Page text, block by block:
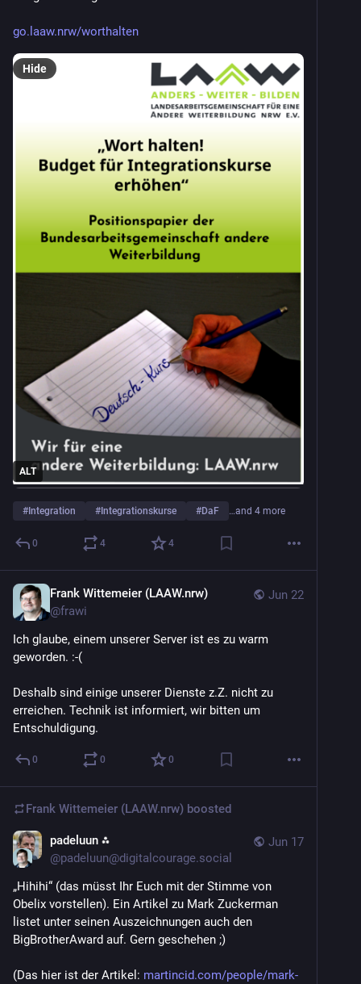
go.laaw.nrw/worthalten
ALT
Hide
#Integration #Integrationskurse #DaF …and 4 more
0 4 4
Jun 22
Frank Wittemeier (LAAW.nrw)
@frawi
Ich glaube, einem unserer Server ist es zu warm
geworden. :-(
Deshalb sind einige unserer Dienste z.Z. nicht zu
erreichen. Technik ist informiert, wir bitten um
Entschuldigung.
0 0 0
Frank Wittemeier (LAAW.nrw) boosted
Jun 17
padeluun ⁂
@padeluun@digitalcourage.social
„Hihihi“ (das müsst Ihr Euch mit der Stimme von
Obelix vorstellen). Ein Artikel zu Mark Zuckerman
listet unter seinen Auszeichnungen auch den
BigBrotherAward auf. Gern geschehen ;)
(Das hier ist der Artikel: martincid.com/people/mark-